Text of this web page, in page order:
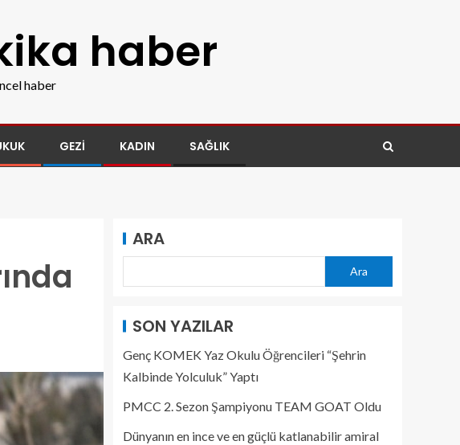
haber
haber
GEZI KADIN SAĞLIK
ARA
Ara
SON YAZILAR
Genç KOMEK Yaz Okulu Öğrencileri “Şehrin
Kalbinde Yolculuk” Yaptı
PMCC 2. Sezon Şampiyonu TEAM GOAT Oldu
Dünyanın en ince ve en güçlü katlanabilir amiral